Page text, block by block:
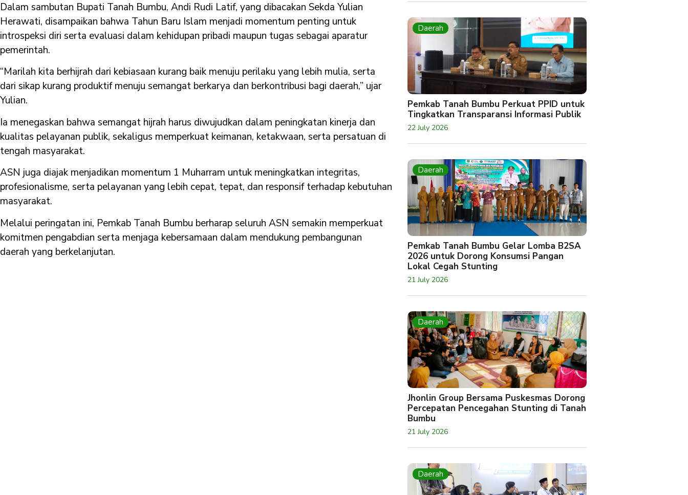
Dalam sambutan Bupati Tanah Bumbu, Andi Rudi Latif, yang dibacakan Sekda Yulian
Herawati, disampaikan bahwa Tahun Baru Islam menjadi momentum penting untuk
introspeksi diri serta evaluasi dalam kehidupan pribadi maupun tugas sebagai aparatur
pemerintah.
“Marilah kita berhijrah dari kebiasaan kurang baik menuju perilaku yang lebih mulia, serta
dari sikap kurang produktif menuju semangat berkarya dan berkontribusi bagi daerah,” ujar
Yulian.
Ia menegaskan bahwa semangat hijrah harus diwujudkan dalam peningkatan kinerja dan
kualitas pelayanan publik, sekaligus memperkuat keimanan, ketakwaan, serta persatuan di
tengah masyarakat.
ASN juga diajak menjadikan momentum 1 Muharram untuk meningkatkan integritas,
profesionalisme, serta pelayanan yang lebih cepat, tepat, dan responsif terhadap kebutuhan
masyarakat.
Melalui peringatan ini, Pemkab Tanah Bumbu berharap seluruh ASN semakin memperkuat
komitmen pengabdian serta menjaga kebersamaan dalam mendukung pembangunan
daerah yang berkelanjutan.
Daerah
Pemkab Tanah Bumbu Perkuat PPID untuk
Tingkatkan Transparansi Informasi Publik
22 July 2026
Daerah
Pemkab Tanah Bumbu Gelar Lomba B2SA
2026 untuk Dorong Konsumsi Pangan
Lokal Cegah Stunting
21 July 2026
Daerah
Jhonlin Group Bersama Puskesmas Dorong
Percepatan Pencegahan Stunting di Tanah
Bumbu
21 July 2026
Daerah